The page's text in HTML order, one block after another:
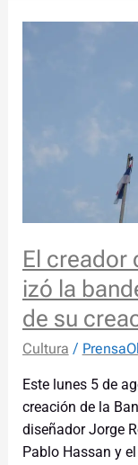
El creador
izó la
de su
Cultura /
Este lunes 5 de
creación de la
diseñador Jorge
Pablo Hassan y
creador
Oberá
en
conmemoración
de
su
creación